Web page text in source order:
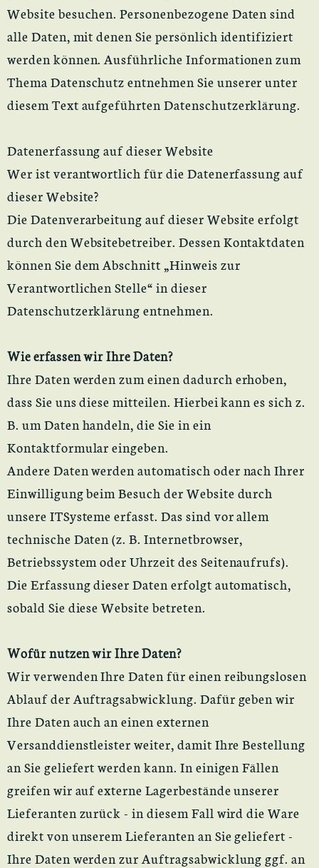
Website besuchen. Personenbezogene Daten sind
alle Daten, mit denen Sie persönlich identifiziert
werden können. Ausführliche Informationen zum
Thema Datenschutz entnehmen Sie unserer unter
diesem Text aufgeführten Datenschutzerklärung.
Datenerfassung auf dieser Website
Wer ist verantwortlich für die Datenerfassung auf
dieser Website?
Die Datenverarbeitung auf dieser Website erfolgt
durch den Websitebetreiber. Dessen Kontaktdaten
können Sie dem Abschnitt „Hinweis zur
Verantwortlichen Stelle“ in dieser
Datenschutzerklärung entnehmen.
Wie erfassen wir Ihre Daten?
Ihre Daten werden zum einen dadurch erhoben,
dass Sie uns diese mitteilen. Hierbei kann es sich z.
B. um Daten handeln, die Sie in ein
Kontaktformular eingeben.
Andere Daten werden automatisch oder nach Ihrer
Einwilligung beim Besuch der Website durch
unsere ITSysteme erfasst. Das sind vor allem
technische Daten (z. B. Internetbrowser,
Betriebssystem oder Uhrzeit des Seitenaufrufs).
Die Erfassung dieser Daten erfolgt automatisch,
sobald Sie diese Website betreten.
Wofür nutzen wir Ihre Daten?
Wir verwenden Ihre Daten für einen reibungslosen
Ablauf der Auftragsabwicklung. Dafür geben wir
Ihre Daten auch an einen externen
Versanddienstleister weiter, damit Ihre Bestellung
an Sie geliefert werden kann. In einigen Fällen
greifen wir auf externe Lagerbestände unserer
Lieferanten zurück - in diesem Fall wird die Ware
direkt von unserem Lieferanten an Sie geliefert -
Ihre Daten werden zur Auftragsabwicklung ggf. an